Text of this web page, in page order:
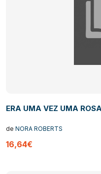
ERA UMA VEZ UMA ROSA
de NORA ROBERTS
16,64€